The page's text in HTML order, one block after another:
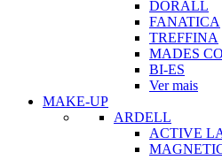
DORALL
FANATICA
TREFFINA
MADES
BI-ES
Ver mais
MAKE-UP
ARDELL
ACTIVE